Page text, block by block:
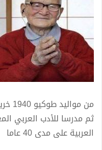
من
ثم مدرسا للأدب العربي
العربية على مدى 40 عاما